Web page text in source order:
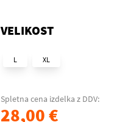
VELIKOST
L XL
Spletna cena izdelka z DDV:
28,00 €